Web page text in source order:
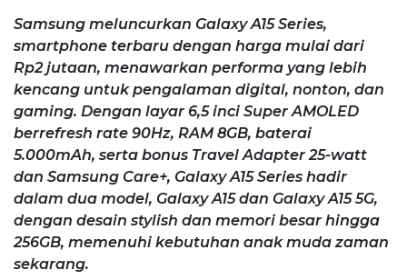
Samsung meluncurkan Galaxy A15 Series,
smartphone terbaru dengan harga mulai dari
Rp2 jutaan, menawarkan performa yang lebih
kencang untuk pengalaman digital, nonton, dan
gaming. Dengan layar 6,5 inci Super AMOLED
berrefresh rate 90Hz, RAM 8GB, baterai
5.000mAh, serta bonus Travel Adapter 25-watt
dan Samsung Care+, Galaxy A15 Series hadir
dalam dua model, Galaxy A15 dan Galaxy A15 5G,
dengan desain stylish dan memori besar hingga
256GB, memenuhi kebutuhan anak muda zaman
sekarang.